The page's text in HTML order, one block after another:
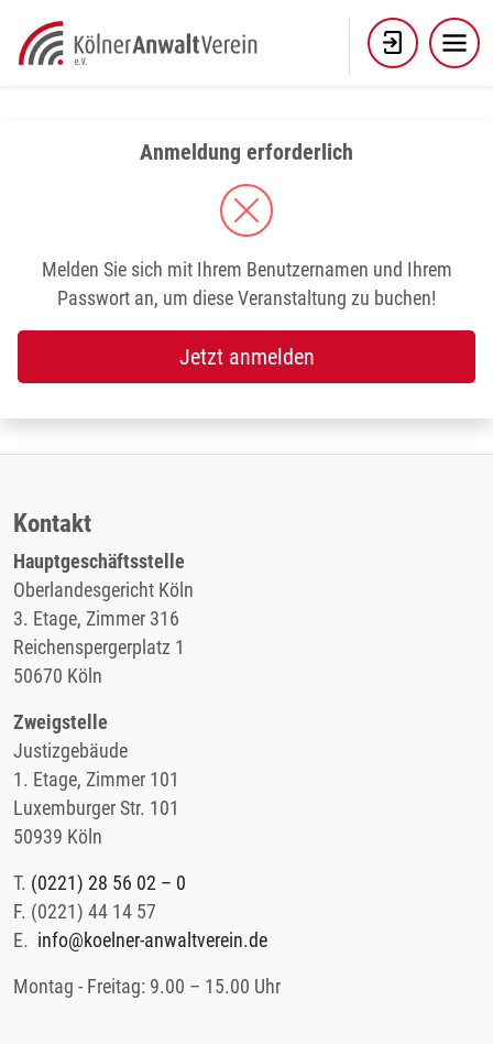
content
Anmeldung erforderlich
Melden Sie sich mit Ihrem Benutzernamen und Ihrem
Passwort an, um diese Veranstaltung zu buchen!
Jetzt anmelden
Kontakt
Hauptgeschäftsstelle
Oberlandesgericht Köln
3. Etage, Zimmer 316
Reichenspergerplatz 1
50670 Köln
Zweigstelle
Justizgebäude
1. Etage, Zimmer 101
Luxemburger Str. 101
50939 Köln
T. (0221) 28 56 02 – 0
F. (0221) 44 14 57
E. info@koelner-anwaltverein.de
Montag - Freitag: 9.00 – 15.00 Uhr